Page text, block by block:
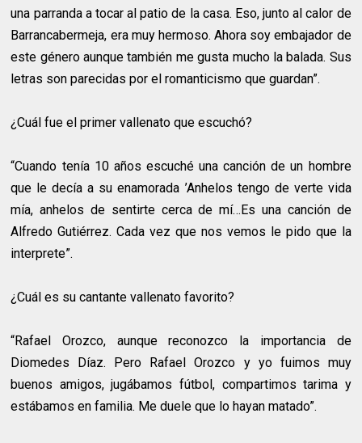
una parranda a tocar al patio de la casa. Eso, junto al calor de
Barrancabermeja, era muy hermoso. Ahora soy embajador de
este género aunque también me gusta mucho la balada. Sus
letras son parecidas por el romanticismo que guardan”.
¿Cuál fue el primer vallenato que escuchó?
“Cuando tenía 10 años escuché una canción de un hombre
que le decía a su enamorada ’Anhelos tengo de verte vida
mía, anhelos de sentirte cerca de mí…Es una canción de
Alfredo Gutiérrez. Cada vez que nos vemos le pido que la
interprete”.
¿Cuál es su cantante vallenato favorito?
“Rafael Orozco, aunque reconozco la importancia de
Diomedes Díaz. Pero Rafael Orozco y yo fuimos muy
buenos amigos, jugábamos fútbol, compartimos tarima y
estábamos en familia. Me duele que lo hayan matado”.